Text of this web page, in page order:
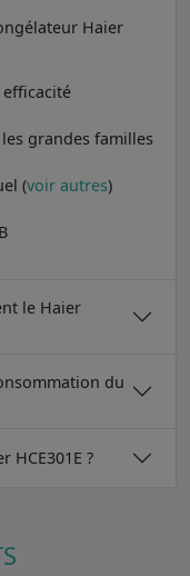
Haier
grandes familles
(voir autres)
le Haier
du
HCE301E ?